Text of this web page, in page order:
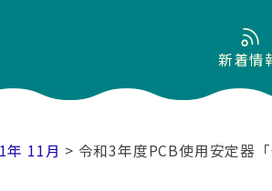
新着情
年 11月 > 令和3年度PCB使用安定器